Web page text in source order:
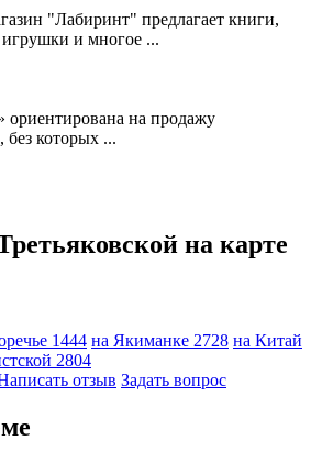
"Лабиринт" предлагает книги,
и многое ...
ориентирована на продажу
без которых ...
на карте
1444 на Якиманке 2728 на Китай
2804
отзыв Задать вопрос